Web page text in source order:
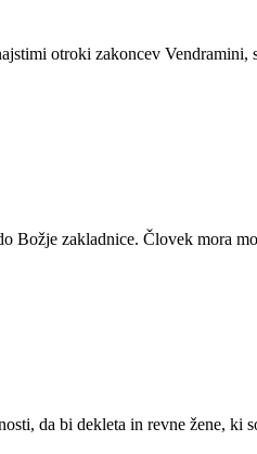
otroki zakoncev Vendramini,
Božje zakladnice. Človek mora
da bi dekleta in revne žene, ki